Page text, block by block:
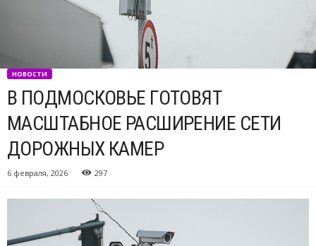
НОВОСТИ
В ПОДМОСКОВЬЕ ГОТОВЯТ
МАСШТАБНОЕ РАСШИРЕНИЕ СЕТИ
ДОРОЖНЫХ КАМЕР
6 февраля, 2026 297